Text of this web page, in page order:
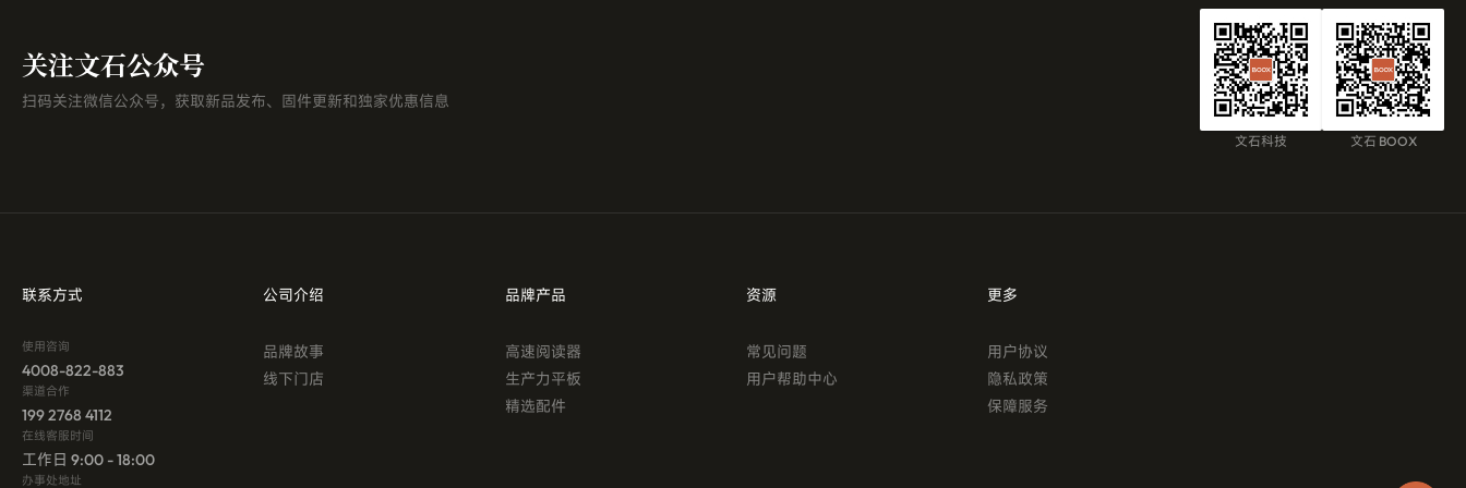
关注文石公众号
扫码关注微信公众号，获取新品发布、固件更新和独家优惠信息
文石科技 文石 BOOX
联系方式
使用咨询
4008-822-883
渠道合作
199 2768 4112
在线客服时间
工作日 9:00 - 18:00
办事处地址
公司介绍
品牌故事
线下门店
品牌产品
高速阅读器
生产力平板
精选配件
资源
常见问题
用户帮助中心
更多
用户协议
隐私政策
保障服务